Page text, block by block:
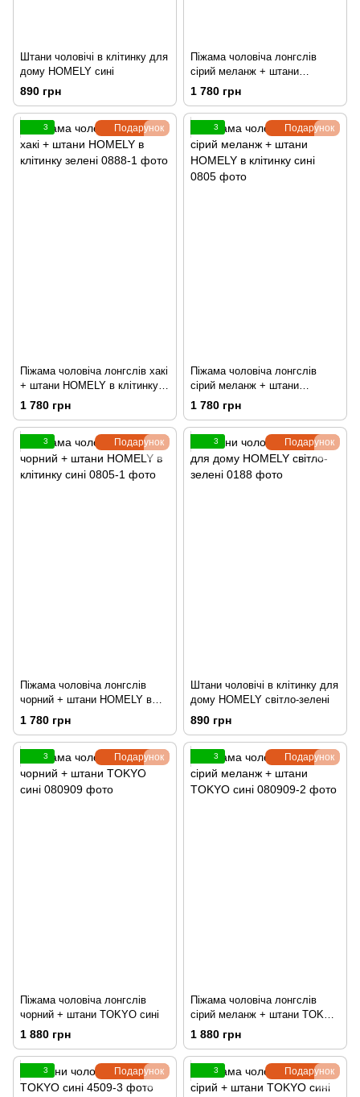
Штани чоловічі в клітинку для
дому HOMELY сині
890 грн
Піжама чоловіча лонгслів
сірий меланж + штани
HOMELY в клітинку зелені
1 780 грн
Подарунок
3
Піжама чоловіча лонгслів хакі
+ штани HOMELY в клітинку
зелені
1 780 грн
Подарунок
3
Піжама чоловіча лонгслів
сірий меланж + штани
HOMELY в клітинку сині
1 780 грн
Подарунок
3
Піжама чоловіча лонгслів
чорний + штани HOMELY в
клітинку сині
1 780 грн
Подарунок
3
Штани чоловічі в клітинку для
дому HOMELY світло-зелені
890 грн
Подарунок
3
Піжама чоловіча лонгслів
чорний + штани TOKYO сині
1 880 грн
Подарунок
3
Піжама чоловіча лонгслів
сірий меланж + штани TOKYO
сині
1 880 грн
Подарунок
3 Подарунок
3